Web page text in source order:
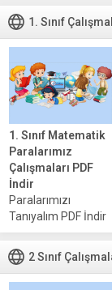
1. Sınıf
1. Sınıf Matematik
Paralarımız
Çalışmaları PDF
İndir
Paralarımızı
Tanıyalım PDF İndir
Para Problemleri
PDF İndir ▶ Anlatımı
Başlat ⏹ Bitir
Paraları Tanıma 1.
2 Sınıf